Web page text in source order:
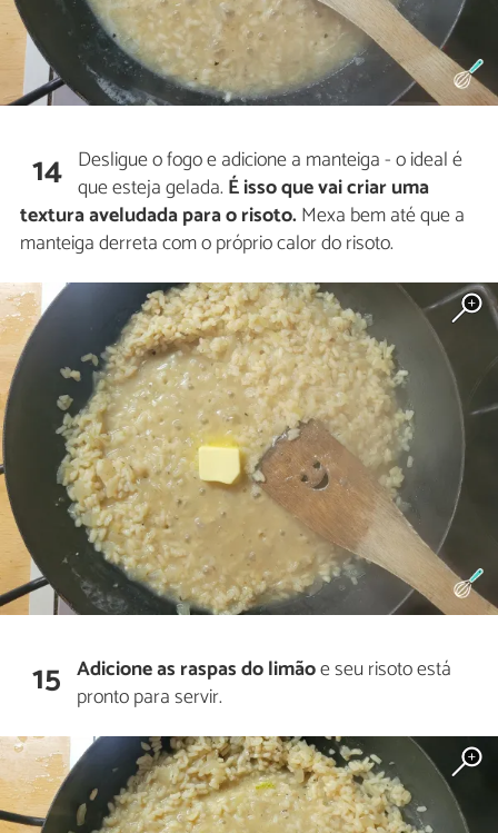
14 Desligue o fogo e adicione a manteiga - o ideal é
que esteja gelada. É isso que vai criar uma
textura aveludada para o risoto.Mexa bem até que a
manteiga derreta com o próprio calor do risoto.
15 Adicione as raspas do limãoe seu risoto está
pronto para servir.